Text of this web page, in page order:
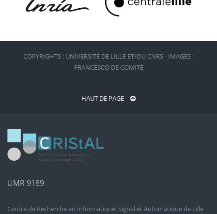
COPYRIGHTS : UNIVERSITÉ DE LILLE ET/OU CNRS - IMAGES :
FRANCESCO DE COMITÉ
HAUT DE PAGE
UMR 9189
Centre de Recherche en Informatique, Signal et Automatique de Lille